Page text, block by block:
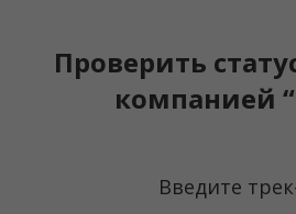
Проверить
компанией
Введите